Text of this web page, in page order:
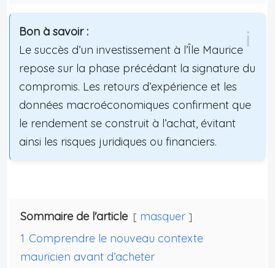
Bon à savoir :
Le succès d’un investissement à l’Île Maurice
repose sur la phase précédant la signature du
compromis. Les retours d’expérience et les
données macroéconomiques confirment que
le rendement se construit à l’achat, évitant
ainsi les risques juridiques ou financiers.
Sommaire de l'article
masquer
1 Comprendre le nouveau contexte
mauricien avant d’acheter